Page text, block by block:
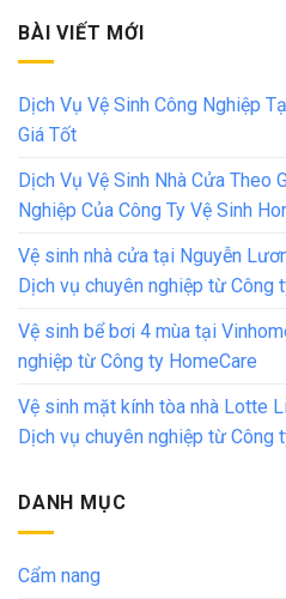
BÀI VIẾT MỚI
Dịch Vụ Vệ Sinh Công Nghiệp
Giá Tốt
Dịch Vụ Vệ Sinh Nhà Cửa Theo
Nghiệp Của Công Ty Vệ Sinh
Vệ sinh nhà cửa tại Nguyễn
Dịch vụ chuyên nghiệp từ Công
Vệ sinh bể bơi 4 mùa tại
nghiệp từ Công ty HomeCare
Vệ sinh mặt kính tòa nhà Lotte
Dịch vụ chuyên nghiệp từ Công
DANH MỤC
Cẩm nang